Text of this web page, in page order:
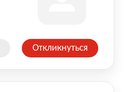
Откликнуться